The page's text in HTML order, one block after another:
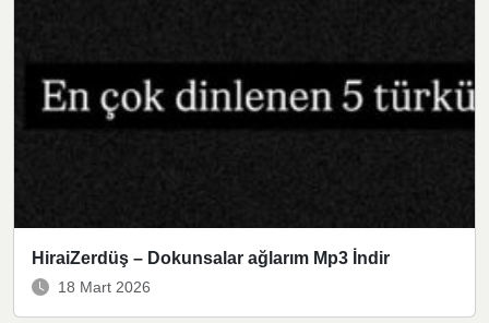
HiraiZerdüş – Dokunsalar ağlarım Mp3 İndir
18 Mart 2026